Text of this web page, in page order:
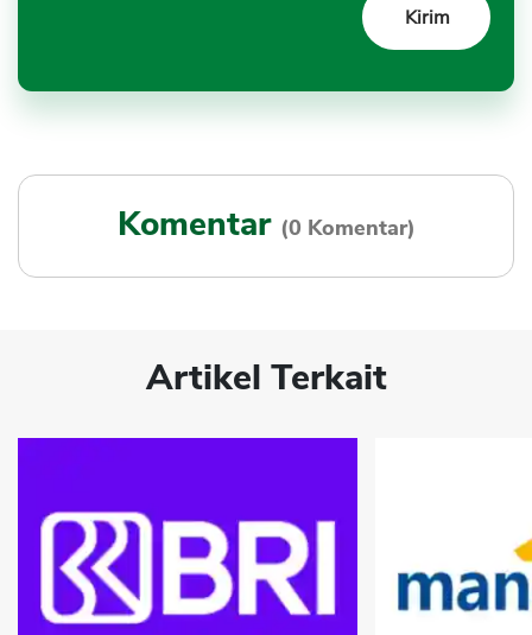
Komentar (0 Komentar)
Artikel Terkait